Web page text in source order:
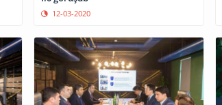
12-03-2020